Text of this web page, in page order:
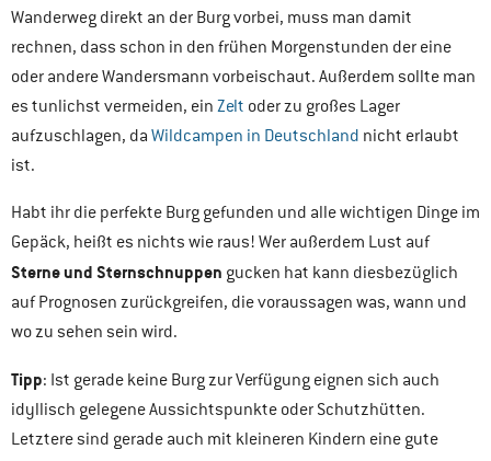
Wanderweg direkt an der Burg vorbei, muss man damit
rechnen, dass schon in den frühen Morgenstunden der eine
oder andere Wandersmann vorbeischaut. Außerdem sollte man
es tunlichst vermeiden, ein Zelt oder zu großes Lager
aufzuschlagen, da Wildcampen in Deutschland nicht erlaubt
ist.
Habt ihr die perfekte Burg gefunden und alle wichtigen Dinge im
Gepäck, heißt es nichts wie raus! Wer außerdem Lust auf
Sterne und Sternschnuppen gucken hat kann diesbezüglich
auf Prognosen zurückgreifen, die voraussagen was, wann und
wo zu sehen sein wird.
Tipp: Ist gerade keine Burg zur Verfügung eignen sich auch
idyllisch gelegene Aussichtspunkte oder Schutzhütten.
Letztere sind gerade auch mit kleineren Kindern eine gute